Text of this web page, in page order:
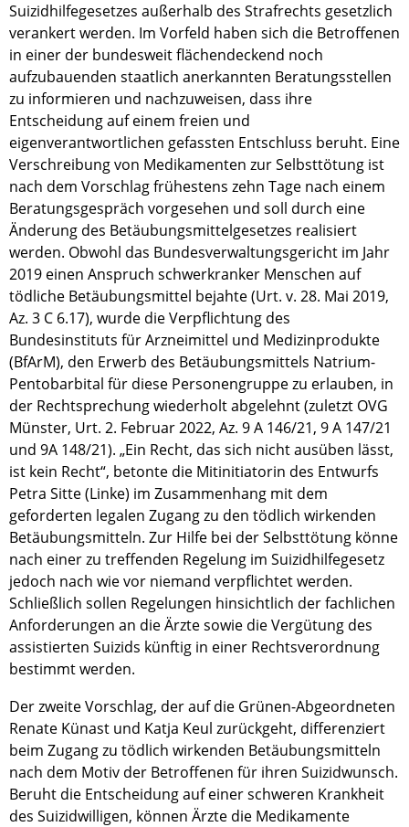
Suizidhilfegesetzes außerhalb des Strafrechts gesetzlich
verankert werden. Im Vorfeld haben sich die Betroffenen
in einer der bundesweit flächendeckend noch
aufzubauenden staatlich anerkannten Beratungsstellen
zu informieren und nachzuweisen, dass ihre
Entscheidung auf einem freien und
eigenverantwortlichen gefassten Entschluss beruht. Eine
Verschreibung von Medikamenten zur Selbsttötung ist
nach dem Vorschlag frühestens zehn Tage nach einem
Beratungsgespräch vorgesehen und soll durch eine
Änderung des Betäubungsmittelgesetzes realisiert
werden. Obwohl das Bundesverwaltungsgericht im Jahr
2019 einen Anspruch schwerkranker Menschen auf
tödliche Betäubungsmittel bejahte (Urt. v. 28. Mai 2019,
Az. 3 C 6.17), wurde die Verpflichtung des
Bundesinstituts für Arzneimittel und Medizinprodukte
(BfArM), den Erwerb des Betäubungsmittels Natrium-
Pentobarbital für diese Personengruppe zu erlauben, in
der Rechtsprechung wiederholt abgelehnt (zuletzt OVG
Münster, Urt. 2. Februar 2022, Az. 9 A 146/21, 9 A 147/21
und 9A 148/21). „Ein Recht, das sich nicht ausüben lässt,
ist kein Recht“, betonte die Mitinitiatorin des Entwurfs
Petra Sitte (Linke) im Zusammenhang mit dem
geforderten legalen Zugang zu den tödlich wirkenden
Betäubungsmitteln. Zur Hilfe bei der Selbsttötung könne
nach einer zu treffenden Regelung im Suizidhilfegesetz
jedoch nach wie vor niemand verpflichtet werden.
Schließlich sollen Regelungen hinsichtlich der fachlichen
Anforderungen an die Ärzte sowie die Vergütung des
assistierten Suizids künftig in einer Rechtsverordnung
bestimmt werden.
Der zweite Vorschlag, der auf die Grünen-Abgeordneten
Renate Künast und Katja Keul zurückgeht, differenziert
beim Zugang zu tödlich wirkenden Betäubungsmitteln
nach dem Motiv der Betroffenen für ihren Suizidwunsch.
Beruht die Entscheidung auf einer schweren Krankheit
des Suizidwilligen, können Ärzte die Medikamente